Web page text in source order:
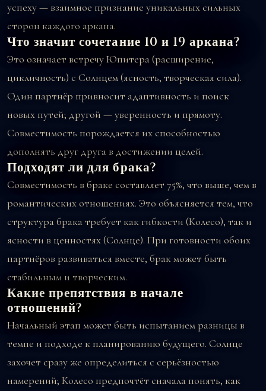
успеху — взаимное признание уникальных сильных
сторон каждого аркана.
Что значит сочетание 10 и 19 аркана?
Это означает встречу Юпитера (расширение,
цикличность) с Солнцем (ясность, творческая сила).
Один партнёр привносит адаптивность и поиск
новых путей; другой — уверенность и прямоту.
Совместимость порождается их способностью
дополнять друг друга в достижении целей.
Подходят ли для брака?
Совместимость в браке составляет 75%, что выше, чем в
романтических отношениях. Это объясняется тем, что
структура брака требует как гибкости (Колесо), так и
ясности в ценностях (Солнце). При готовности обоих
партнёров развиваться вместе, брак может быть
стабильным и творческим.
Какие препятствия в начале
отношений?
Начальный этап может быть испытанием разницы в
темпе и подходе к планированию будущего. Солнце
захочет сразу же определиться с серьёзностью
намерений; Колесо предпочтёт сначала понять, как